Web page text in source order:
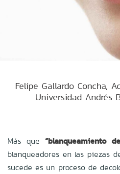
Felipe Gallardo Concha,
Universidad Andrés
Más que “blanqueamiento
blanqueadores en las piezas
sucede es un proceso de